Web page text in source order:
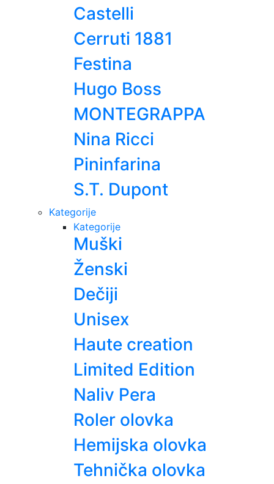
Castelli
Cerruti 1881
Festina
Hugo Boss
MONTEGRAPPA
Nina Ricci
Pininfarina
S.T. Dupont
Kategorije
Kategorije
Muški
Ženski
Dečiji
Unisex
Haute creation
Limited Edition
Naliv Pera
Roler olovka
Hemijska olovka
Tehnička olovka